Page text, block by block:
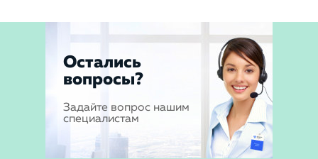
Остались
вопросы?
Задайте вопрос нашим
специалистам